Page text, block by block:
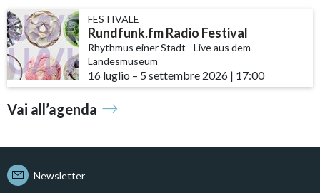
FESTIVALE
Rundfunk.fm Radio Festival
Rhythmus einer Stadt - Live aus dem
Landesmuseum
16 luglio accessibility.time_to
– 5 settembre 2026 | 17:00
Vai all’agenda
Newsletter